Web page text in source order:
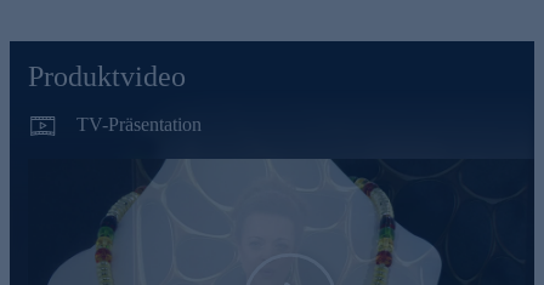
Produktvideo
TV-Präsentation